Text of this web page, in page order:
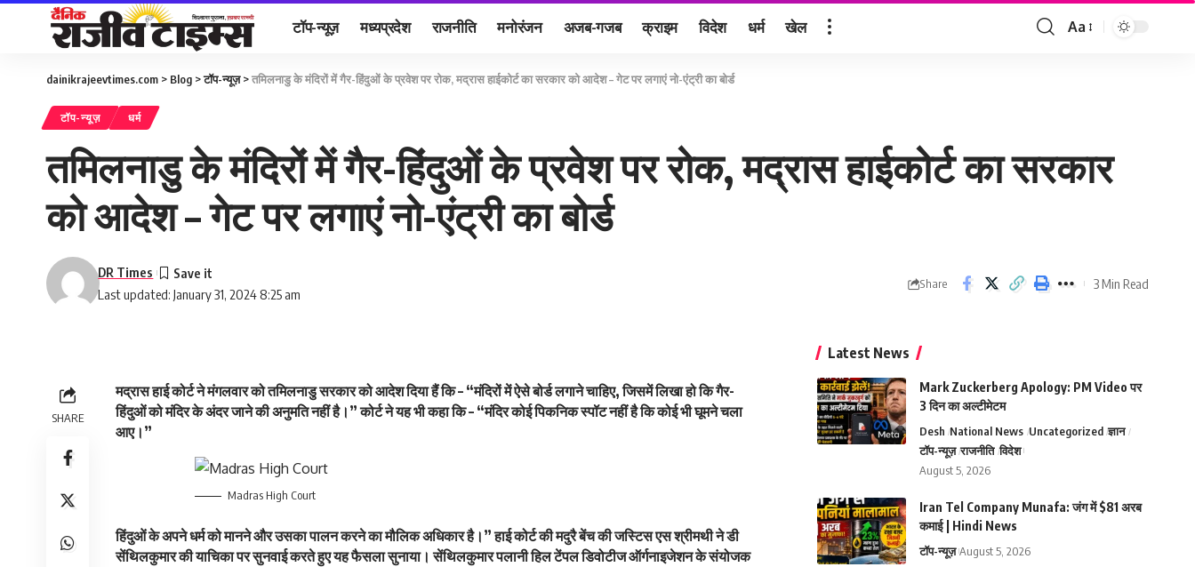
टॉप-न्यूज़ मध्यप्रदेश राजनीति मनोरंजन अजब-गजब क्राइम विदेश धर्म खेल
Font
Aa
dainikrajeevtimes.com > Blog >टॉप-न्यूज़>तमिलनाडु के मंदिरों में गैर-हिंदुओं के प्रवेश पर रोक, मद्रास हाईकोर्ट का सरकार को आदेश – गेट पर लगाएं नो-एंट्री का बोर्ड
टॉप-न्यूज़ धर्म
तमिलनाडु के मंदिरों में गैर-हिंदुओं के प्रवेश पर रोक, मद्रास हाईकोर्ट का सरकार
को आदेश – गेट पर लगाएं नो-एंट्री का बोर्ड
Last updated: January 31, 2024 8:25 am
DR Times
Share 3 Min Read
SHARE
मद्रास हाई कोर्ट ने मंगलवार को तमिलनाडु सरकार को आदेश दिया हैं कि – “मंदिरों में ऐसे बोर्ड लगाने चाहिए, जिसमें लिखा हो कि गैर-
हिंदुओं को मंदिर के अंदर जाने की अनुमति नहीं है।” कोर्ट ने यह भी कहा कि – “मंदिर कोई पिकनिक स्पॉट नहीं है कि कोई भी घूमने चला
आए।”
Madras High Court
हिंदुओं के अपने धर्म को मानने और उसका पालन करने का मौलिक अधिकार है।” हाई कोर्ट की मदुरै बेंच की जस्टिस एस श्रीमथी ने डी
सेंथिलकुमार की याचिका पर सुनवाई करते हुए यह फैसला सुनाया। सेंथिलकुमार पलानी हिल टेंपल डिवोटीज ऑर्गनाइजेशन के संयोजक
Latest News
Mark Zuckerberg Apology: PM Video पर
3 दिन का अल्टीमेटम
Desh National News Uncategorized ज्ञान
टॉप-न्यूज़ राजनीति विदेश
August 5, 2026
Iran Tel Company Munafa: जंग में $81 अरब
कमाई | Hindi News
टॉप-न्यूज़ August 5, 2026